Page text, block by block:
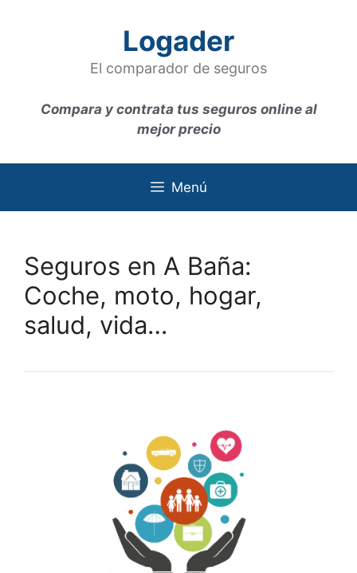
Logader
El comparador de seguros
Compara y contrata tus seguros online al
mejor precio
Menú
Seguros en A Baña:
Coche, moto, hogar,
salud, vida…